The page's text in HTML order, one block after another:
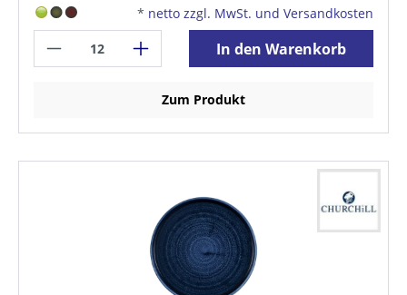
* netto zzgl. MwSt. und Versandkosten
In den Warenkorb
Zum Produkt